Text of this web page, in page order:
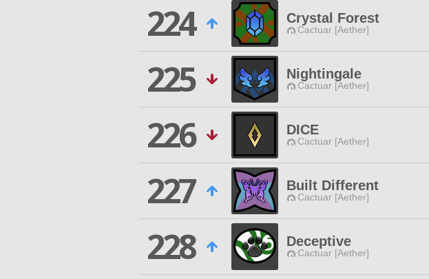
224
Crystal Forest
Cactuar [Aether]
225
Nightingale
Cactuar [Aether]
226
DICE
Cactuar [Aether]
227
Built Different
Cactuar [Aether]
228
Deceptive
Cactuar [Aether]